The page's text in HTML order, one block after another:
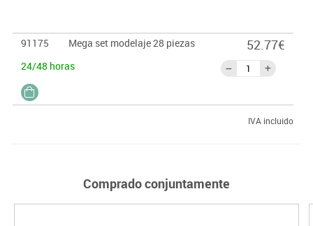
91175
Mega set modelaje 28 piezas
24/48 horas
52.77€
IVA incluido
Comprado conjuntamente